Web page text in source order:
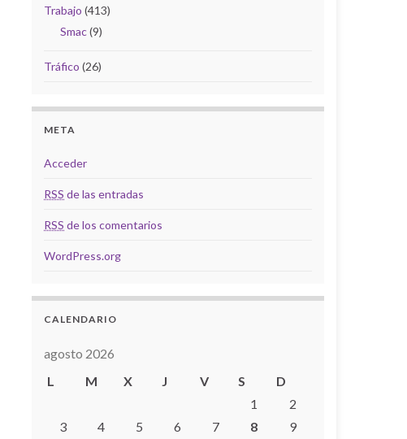
Trabajo (413)
Smac(9)
Tráfico (26)
META
Acceder
RSS de las entradas
RSS de los comentarios
WordPress.org
CALENDARIO
agosto 2026
L
M X J V S
D
1
2
3
4 5 6 7 8 9